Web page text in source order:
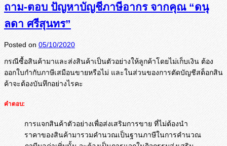
ถาม-ตอบ ปัญหาบัญชีภาษีอากร จากคุณ “ดนุ
ลดา ศรีสุนทร”
Posted on 05/10/2020
กรณีซื้อสินค้ามาและส่งสินค้าเป็นตัวอย่างให้ลูกค้าโดยไม่เก็บเงิน ต้อง
ออกใบกำกับภาษีเสมือนขายหรือไม่ และในส่วนของการตัดบัญชีสต็อกสิน
ค้าจะต้องบันทึกอย่างไรคะ
คำตอบ:
การแจกสินค้าตัวอย่างเพื่อส่งเสริมการขาย ที่ไม่ต้องนำ
ราคาของสินค้ามารวมคำนวณเป็นฐานภาษีในการคำนวณ